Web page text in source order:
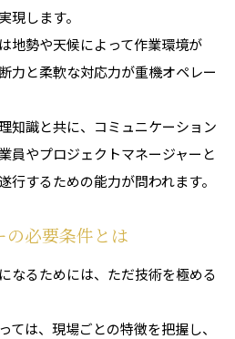
現します。
地勢や天候によって作業環境が
力と柔軟な対応力が重機オペレー
知識と共に、コミュニケーション
員やプロジェクトマネージャーと
行するための能力が問われます。
の必要条件とは
なるためには、ただ技術を極める
は、現場ごとの特徴を把握し、